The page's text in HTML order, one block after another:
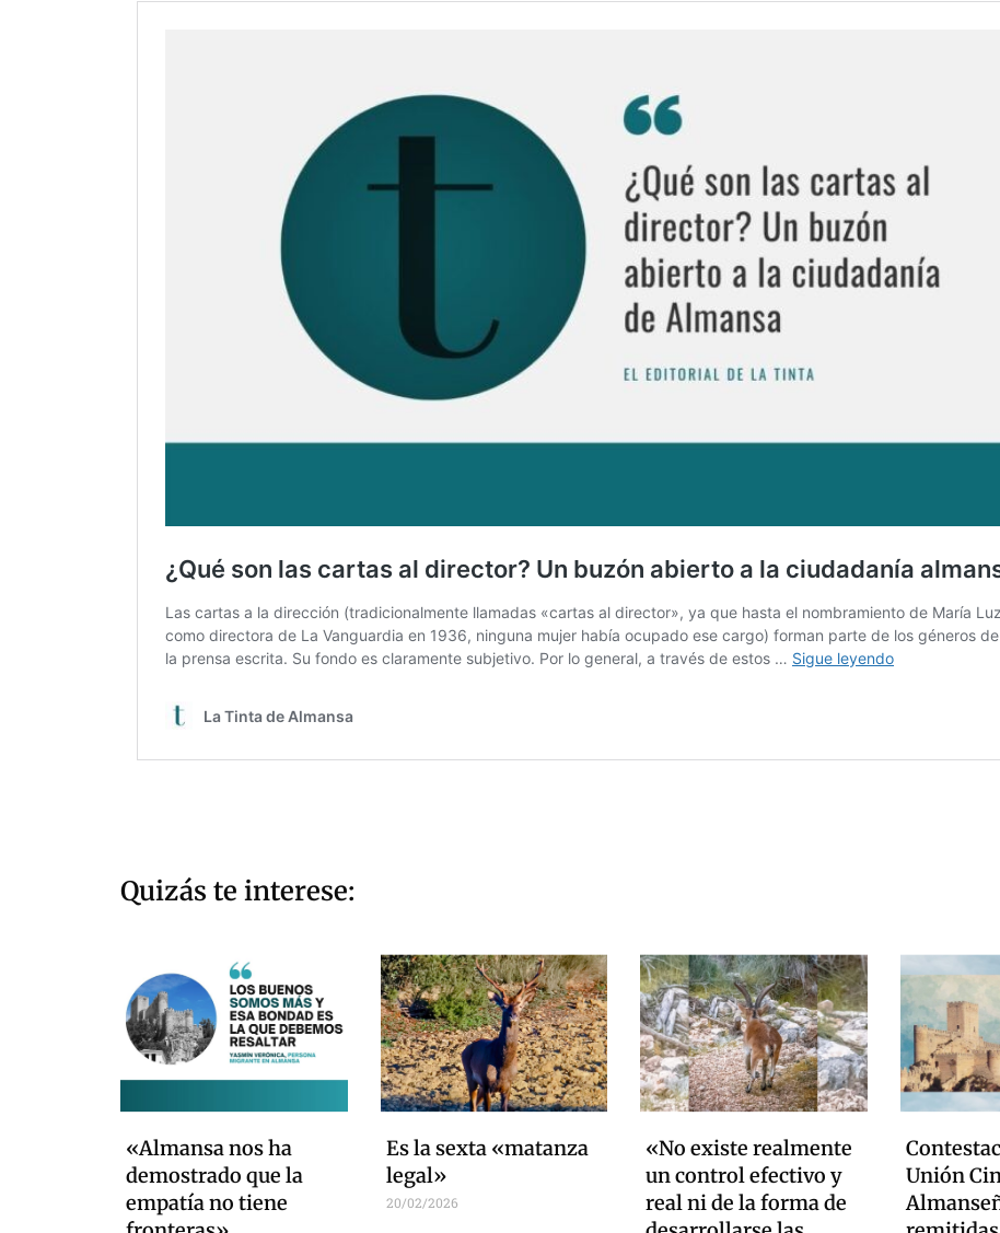
Quizás te interese:
«Almansa nos ha
demostrado que la
empatía no tiene
Es la sexta «matanza
legal»
20/02/2026
«No existe realmente
un control efectivo y
real ni de la forma de
Unión